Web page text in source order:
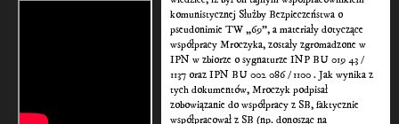
komunistycznej Służby Bezpieczeństwa o
pseudonimie TW „69”, a materiały dotyczące
współpracy Mroczyka, zostały zgromadzone w
IPN w zbiorze o sygnaturze INP BU 019 43 /
1137 oraz IPN BU 002 086 / 1100 . Jak wynika z
tych dokumentów, Mroczyk podpisał
zobowiązanie do współpracy z SB, faktycznie
współpracował z SB (np. donosząc na